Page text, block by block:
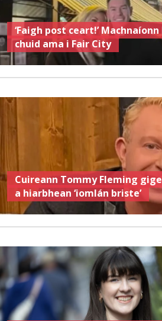
‘Faigh post ceart!’
chuid ama i Fair City
Cuireann Tommy Fleming
a hiarbhean ‘iomlán briste’